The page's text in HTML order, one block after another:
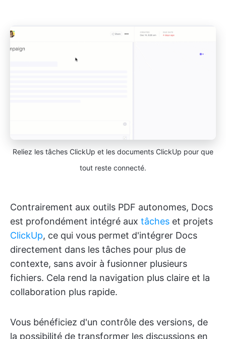
Reliez les tâches ClickUp et les documents ClickUp pour que
tout reste connecté.
Contrairement aux outils PDF autonomes, Docs
est profondément intégré aux tâches et projets
ClickUp, ce qui vous permet d'intégrer Docs
directement dans les tâches pour plus de
contexte, sans avoir à fusionner plusieurs
fichiers. Cela rend la navigation plus claire et la
collaboration plus rapide.
Vous bénéficiez d'un contrôle des versions, de
la possibilité de transformer les discussions en